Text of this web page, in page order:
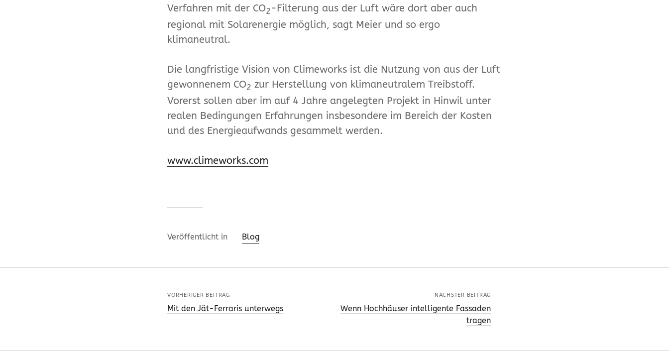
Verfahren mit der CO2-Filterung aus der Luft wäre dort aber auch
regional mit Solarenergie möglich, sagt Meier und so ergo
klimaneutral.
Die langfristige Vision von Climeworks ist die Nutzung von aus der Luft
gewonnenem CO2 zur Herstellung von klimaneutralem Treibstoff.
Vorerst sollen aber im auf 4 Jahre angelegten Projekt in Hinwil unter
realen Bedingungen Erfahrungen insbesondere im Bereich der Kosten
und des Energieaufwands gesammelt werden.
www.climeworks.com
Veröffentlicht in Blog
VORHERIGER BEITRAG
Mit den Jät-Ferraris unterwegs
NÄCHSTER BEITRAG
Wenn Hochhäuser intelligente Fassaden
tragen